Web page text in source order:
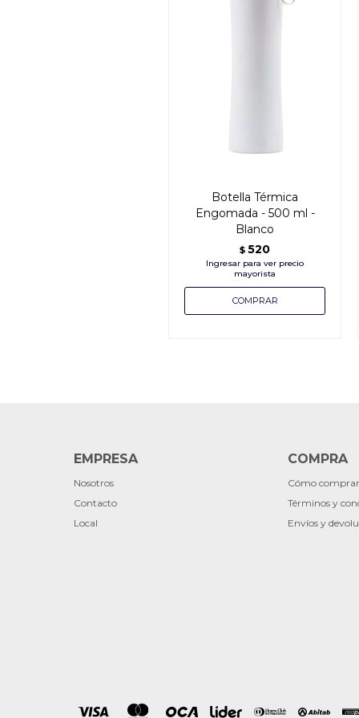
Botella Térmica
Engomada - 500 ml -
Blanco
$ 520
EMPRESA
Nosotros
Contacto
Local
COMPRA
Cómo comprar
Términos y
Envíos y